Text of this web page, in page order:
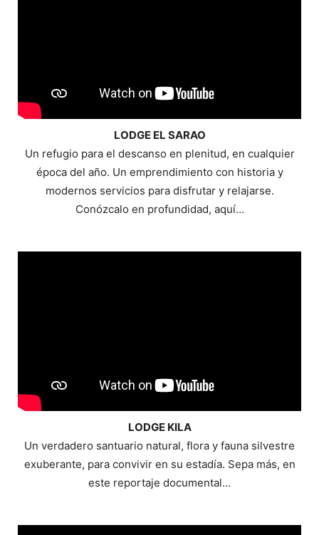
LODGE EL SARAO
Un refugio para el descanso en plenitud, en cualquier
época del año. Un emprendimiento con historia y
modernos servicios para disfrutar y relajarse.
Conózcalo en profundidad, aquí…
LODGE KILA
Un verdadero santuario natural, flora y fauna silvestre
exuberante, para convivir en su estadía. Sepa más, en
este reportaje documental…